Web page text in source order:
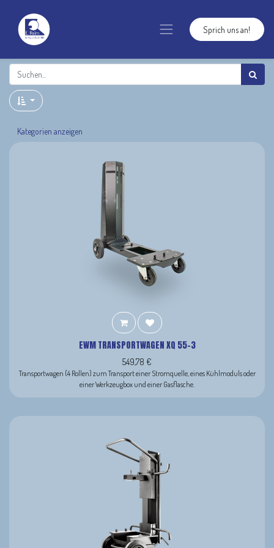
Sprich uns an!
Kategorien anzeigen
EWM TRANSPORTWAGEN XQ 55-3
549,78 €
Transportwagen (4 Rollen) zum Transport einer Stromquelle, eines Kühlmoduls oder
einer Werkzeugbox und einer Gasflasche.